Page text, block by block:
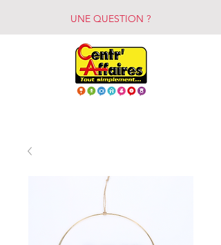
UNE QUESTION ?